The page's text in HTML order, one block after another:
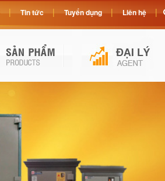
Tin tức Tuyển dụng Liên hệ